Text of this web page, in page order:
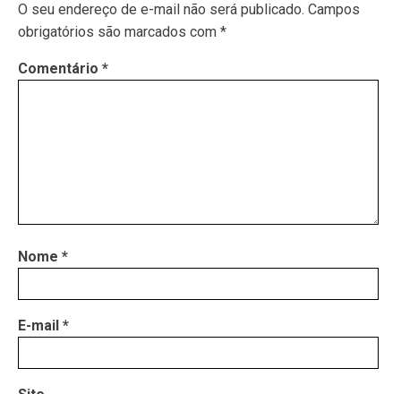
O seu endereço de e-mail não será publicado. Campos
obrigatórios são marcados com *
Comentário *
Nome *
E-mail *